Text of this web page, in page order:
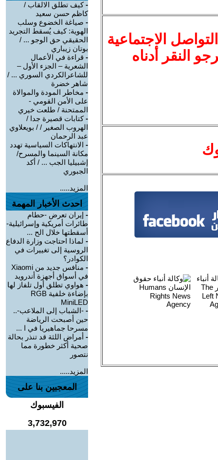
الاجتماعية
النقر أدناه
-كيف تطلق الالقاب /
كاظم حسن سعيد
- صياغة الخضوع وسلب
الهوية: كيف يُسقط التجريد
الحقيقي حق الوجو ... /
بوتان زيباري
- قراءة في الأعمال
الشعرية – الجزء الأول –
للشاعرالكردي السوري ... /
شاهر خضرة
- مخاطر المودة والموالاة
على الأمن القومي -
الممتحنة / طلعت خيري
-كتابات قصيرة جدا /
الهروب الصغير / / بويعلاوي
عبد الرحمان
- الانتهاكات السياسية تهدد
مكانة السينما والمسرح/
إشبيليا الجب ... / أكد
الجبوري
المزيد.....
احدث الأخبار المهمة
- إيران تعرض -حطام
طائرات أمريكية وإسرائيلية-
أسقطتها خلال الح ...
- لماذا احتاجت وزارة الدفاع
الروسية إلى تغييرات في
الكوادر؟
-
منافس جديد من Xiaomi
في أسواق أجهزة أندرويد
- هواوي تطلق أول تلفاز لها
بإضاءة خلفية RGB
MiniLED
- -الشباب إلى الملاعب-..
حين أصبحت الرياضة
مسرحا جماهيريا في ا ...
- أمراض اللثة قد تنذر بحالة
صحية أكثر خطورة مما
نتصور
المزيد.....
المعجبين بنا على
الفيسبوك
3,732,970